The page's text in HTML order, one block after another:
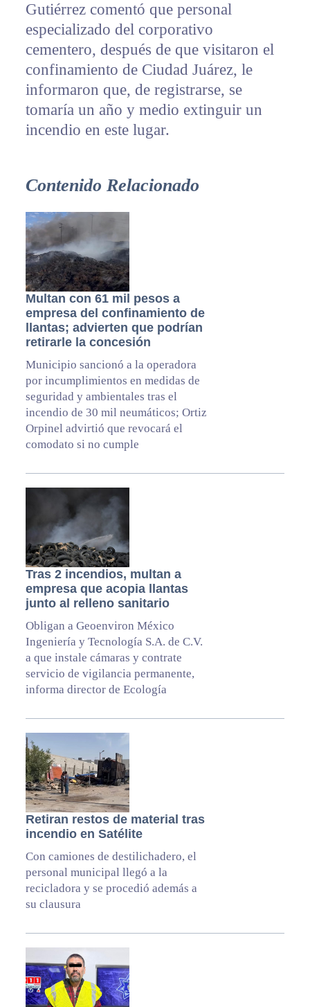
Gutiérrez comentó que personal
especializado del corporativo
cementero, después de que visitaron el
confinamiento de Ciudad Juárez, le
informaron que, de registrarse, se
tomaría un año y medio extinguir un
incendio en este lugar.
Contenido Relacionado
Multan con 61 mil pesos a
empresa del confinamiento de
llantas; advierten que podrían
retirarle la concesión
Municipio sancionó a la operadora
por incumplimientos en medidas de
seguridad y ambientales tras el
incendio de 30 mil neumáticos; Ortiz
Orpinel advirtió que revocará el
comodato si no cumple
Tras 2 incendios, multan a
empresa que acopia llantas
junto al relleno sanitario
Obligan a Geoenviron México
Ingeniería y Tecnología S.A. de C.V.
a que instale cámaras y contrate
servicio de vigilancia permanente,
informa director de Ecología
Retiran restos de material tras
incendio en Satélite
Con camiones de destilichadero, el
personal municipal llegó a la
recicladora y se procedió además a
su clausura